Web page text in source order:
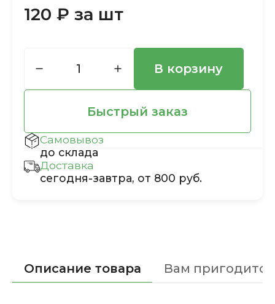
120 ₽ за шт
В корзину
Быстрый заказ
Самовывоз
до склада
Доставка
сегодня-завтра, от 800 руб.
Описание товара Вам пригодится